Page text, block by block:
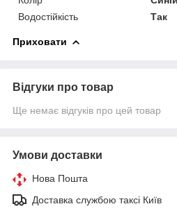
Водостійкість
Так
Приховати
Відгуки про товар
Ще немає відгуків про цей товар
Умови доставки
Нова Пошта
Доставка службою таксі Київ